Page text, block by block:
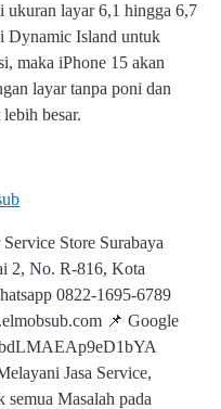
ukuran layar 6,1 hingga 6,7
Dynamic Island untuk
maka iPhone 15 akan
layar tanpa poni dan
besar.
Store Surabaya
No. R-816, Kota
0822-1695-6789
📌 Google
Jasa Service,
Masalah pada